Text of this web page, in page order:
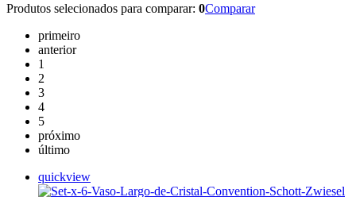
Produtos selecionados para comparar: 0Comparar
primeiro
anterior
1
2
3
4
5
próximo
último
quickview